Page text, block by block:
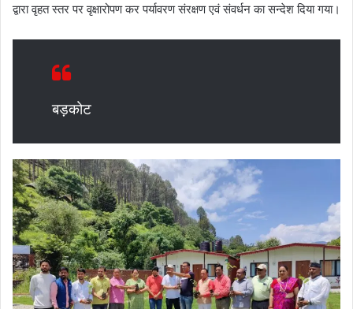
द्वारा वृहत स्तर पर वृक्षारोपण कर पर्यावरण संरक्षण एवं संवर्धन का सन्देश दिया गया।
बड़कोट